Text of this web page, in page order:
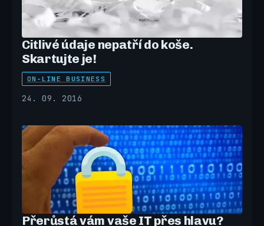
Citlivé údaje nepatří do koše.
Skartujte je!
ON-LINE BUSINESS
24. 09. 2016
Přerůstá vám vaše IT přes hlavu?